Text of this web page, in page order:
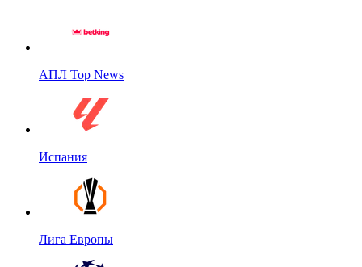
АПЛ Top News
Испания
Лига Европы